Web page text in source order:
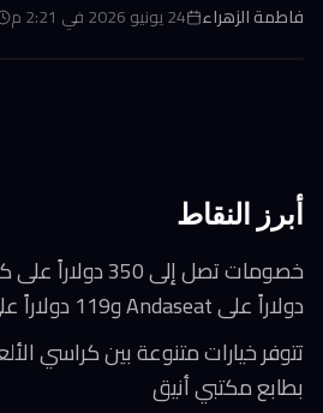
فاطمة الزهراء 24 يونيو 2026 في 2:21 م
أبرز النقاط
دولاراً على Andaseat و119 دولاراً على Secretlab
تتوفر خيارات متنوعة بين كراسي
بطابع مكتبي أنيق